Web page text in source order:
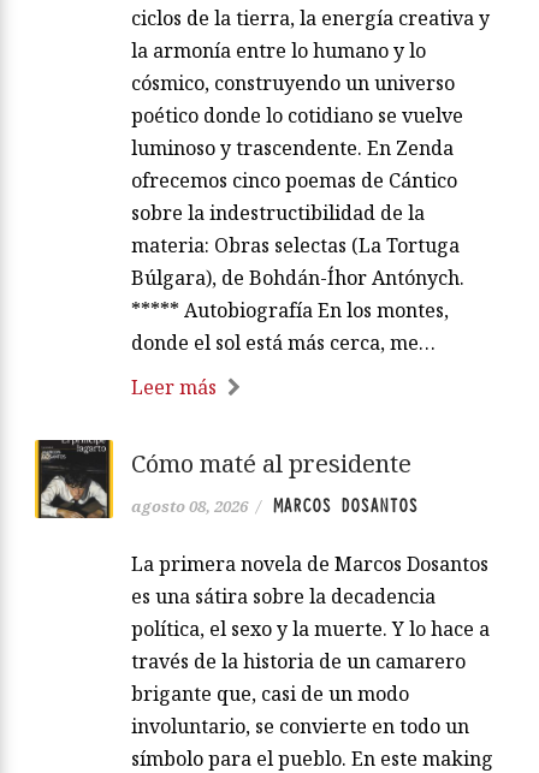
ciclos de la tierra, la energía creativa y
la armonía entre lo humano y lo
cósmico, construyendo un universo
poético donde lo cotidiano se vuelve
luminoso y trascendente. En Zenda
ofrecemos cinco poemas de Cántico
sobre la indestructibilidad de la
materia: Obras selectas (La Tortuga
Búlgara), de Bohdán-Íhor Antónych.
***** Autobiografía En los montes,
donde el sol está más cerca, me…
Leer más
Cómo maté al presidente
agosto 08, 2026 / MARCOS DOSANTOS
La primera novela de Marcos Dosantos
es una sátira sobre la decadencia
política, el sexo y la muerte. Y lo hace a
través de la historia de un camarero
brigante que, casi de un modo
involuntario, se convierte en todo un
símbolo para el pueblo. En este making